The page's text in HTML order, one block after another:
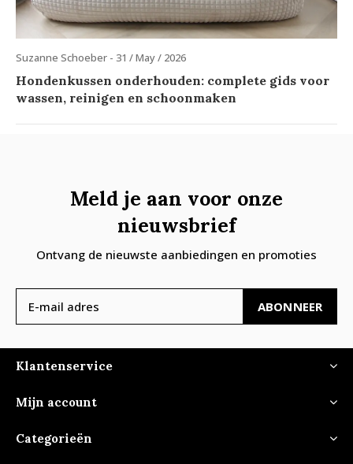
Suzanne Schoeber - 31 / May / 2026
Hondenkussen onderhouden: complete gids voor
wassen, reinigen en schoonmaken
Meld je aan voor onze
nieuwsbrief
Ontvang de nieuwste aanbiedingen en promoties
ABONNEER
Klantenservice
Mijn account
Categorieën